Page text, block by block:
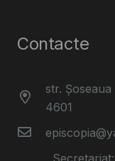
Contacte
str.
4601